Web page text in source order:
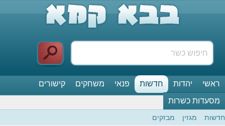
ראשי יהדות חדשות פנאי משחקים
קישורים
מסעדות כשרות
חדשות מגזין מבזקים